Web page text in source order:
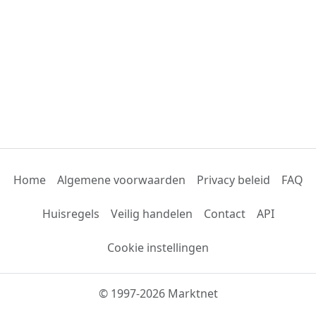
Home Algemene voorwaarden Privacy beleid FAQ
Huisregels Veilig handelen Contact API
Cookie instellingen
© 1997-2026 Marktnet